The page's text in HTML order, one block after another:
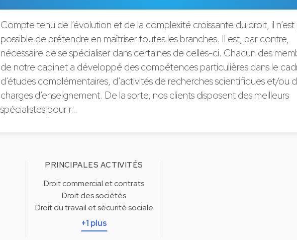
Compte tenu de l’évolution et de la complexité croissante du droit, il n’est
possible de prétendre en maîtriser toutes les branches. Il est, par contre,
nécessaire de se spécialiser dans certaines de celles-ci. Chacun des
de notre cabinet a développé des compétences particulières dans le
d’études complémentaires, d’activités de recherches scientifiques et/ou
charges d’enseignement. De la sorte, nos clients disposent des meilleurs
spécialistes pour r…
PRINCIPALES ACTIVITÉS
Droit commercial et contrats
Droit des sociétés
Droit du travail et sécurité sociale
+1 plus